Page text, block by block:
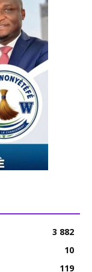
3 882
10
119